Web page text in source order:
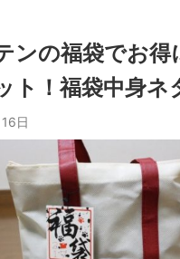
ンの福袋でお得
ト！福袋中身ネ
日